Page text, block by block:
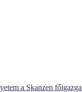
a Skanzen